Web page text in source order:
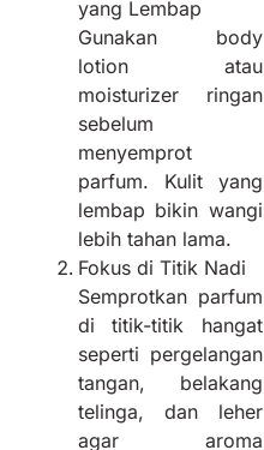
yang Lembap
Gunakan body
lotion atau
moisturizer ringan
sebelum
menyemprot
parfum. Kulit yang
lembap bikin wangi
lebih tahan lama.
Fokus di Titik Nadi
Semprotkan parfum
di titik-titik hangat
seperti pergelangan
tangan, belakang
telinga, dan leher
agar aroma